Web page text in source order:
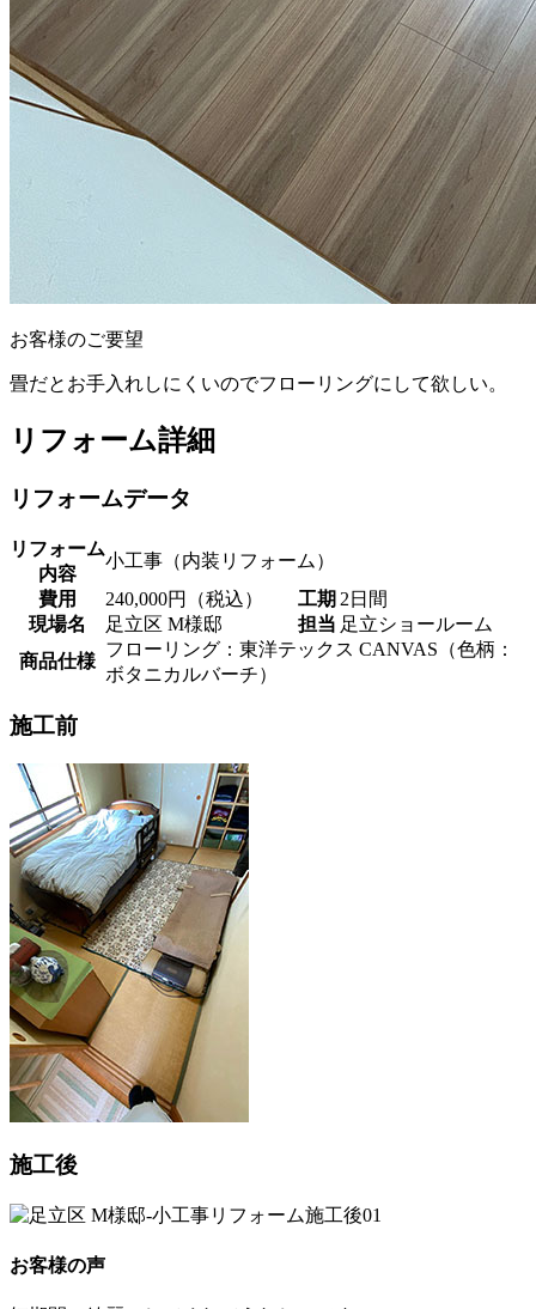
お客様のご要望
畳だとお手入れしにくいのでフローリングにして欲しい。
リフォーム詳細
リフォームデータ
リフォーム
内容
小工事（内装リフォーム）
費用
240,000円（税込） 工期 2日間
現場名
足立区 M様邸 担当 足立ショールーム
商品仕様
フローリング：東洋テックス CANVAS（色柄：
ボタニカルバーチ）
施工前
施工後
お客様の声